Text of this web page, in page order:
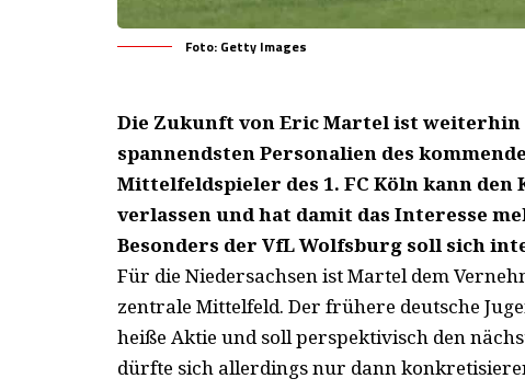
Foto: Getty Images
Die Zukunft von Eric Martel ist
spannendsten Personalien des
Mittelfeldspieler des 1. FC Köln kann den
verlassen und hat damit das Interesse
Besonders der VfL Wolfsburg soll sich
Für die Niedersachsen ist Martel dem
zentrale Mittelfeld. Der frühere deutsche
heiße Aktie und soll perspektivisch den
dürfte sich allerdings nur dann